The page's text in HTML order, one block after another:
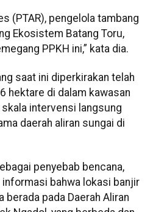
(PTAR), pengelola tambang
Ekosistem Batang Toru,
PPKH ini,” kata dia.
saat ini diperkirakan telah
hektare di dalam kawasan
intervensi langsung
daerah aliran sungai di
penyebab bencana,
informasi bahwa lokasi banjir
berada pada Daerah Aliran